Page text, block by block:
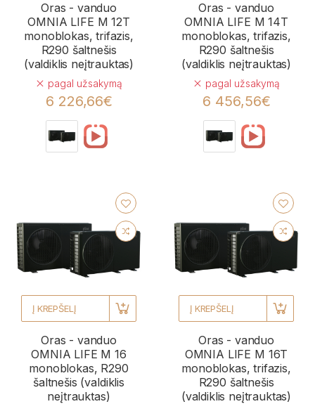
Oras - vanduo
OMNIA LIFE M 12T
monoblokas, trifazis,
R290 šaltnešis
(valdiklis neįtrauktas)
pagal užsakymą
6 226,66€
Oras - vanduo
OMNIA LIFE M 14T
monoblokas, trifazis,
R290 šaltnešis
(valdiklis neįtrauktas)
pagal užsakymą
6 456,56€
Į KREPŠELĮ
Oras - vanduo
OMNIA LIFE M 16
monoblokas, R290
šaltnešis (valdiklis
neįtrauktas)
Į KREPŠELĮ
Oras - vanduo
OMNIA LIFE M 16T
monoblokas, trifazis,
R290 šaltnešis
(valdiklis neįtrauktas)